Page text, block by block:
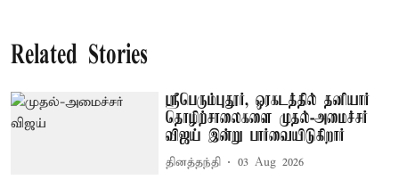
Related Stories
ஸ்ரீபெரும்புதூர், ஒரகடத்தில் தனியார்
தொழிற்சாலைகளை முதல்-அமைச்சர்
விஜய் இன்று பார்வையிடுகிறார்
தினத்தந்தி 03 Aug 2026